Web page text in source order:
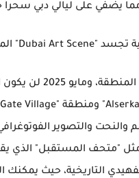
مما يضفي على ليالي دبي
تعتبر دبي مركزاً
والنحت والتصوير
"متحف المستقبل" الذي
التاريخية، حيث